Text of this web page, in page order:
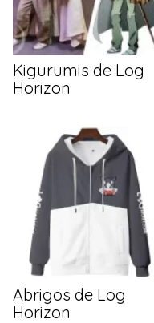
Kigurumis de Log
Horizon
Abrigos de Log
Horizon